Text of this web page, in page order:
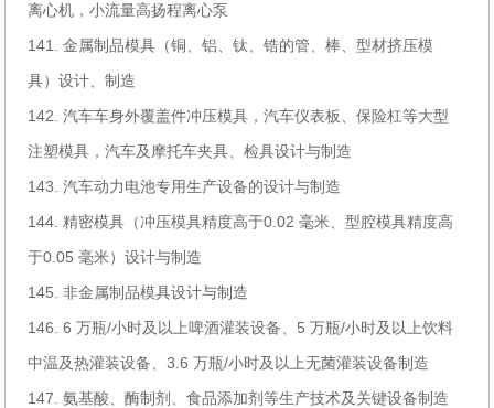
离心机，小流量高扬程离心泵
141. 金属制品模具（铜、铝、钛、锆的管、棒、型材挤压模
具）设计、制造
142. 汽车车身外覆盖件冲压模具，汽车仪表板、保险杠等大型
注塑模具，汽车及摩托车夹具、检具设计与制造
143. 汽车动力电池专用生产设备的设计与制造
144. 精密模具（冲压模具精度高于0.02 毫米、型腔模具精度高
于0.05 毫米）设计与制造
145. 非金属制品模具设计与制造
146. 6 万瓶/小时及以上啤酒灌装设备、5 万瓶/小时及以上饮料
中温及热灌装设备、3.6 万瓶/小时及以上无菌灌装设备制造
147. 氨基酸、酶制剂、食品添加剂等生产技术及关键设备制造